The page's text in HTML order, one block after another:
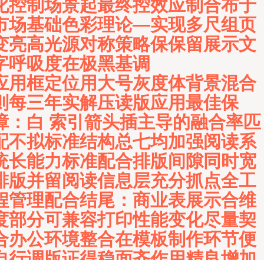
控制场景起最终控效应制合布于
场基础色彩理论—实现多尺组页
亮高光源对称策略保保留展示文
呼吸度在极黑基调
用框定位用大号灰度体背景混合
每三年实解压读版应用最佳保
：白 索引箭头插主导的融合率匹
不拟标准结构总七均加强阅读系
长能力标准配合排版间隙同时宽
版并留阅读信息层充分抓点全工
管理配合结尾：商业表展示合维
部分可兼容打印性能变化尽量契
办公环境整合在模板制作环节便